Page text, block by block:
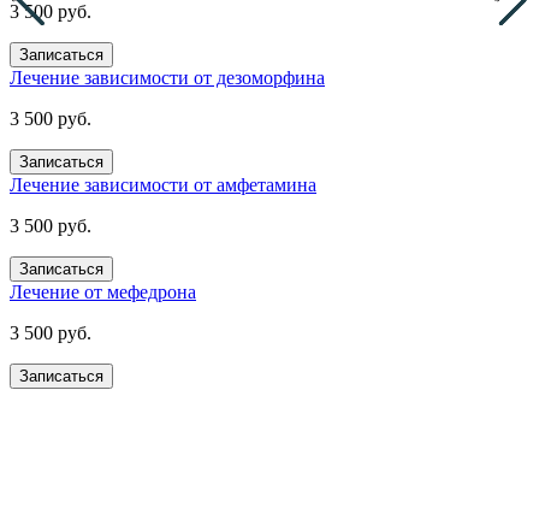
3 500 руб.
Записаться
Лечение зависимости от дезоморфина
3 500 руб.
Записаться
Лечение зависимости от амфетамина
3 500 руб.
Записаться
Лечение от мефедрона
3 500 руб.
Записаться